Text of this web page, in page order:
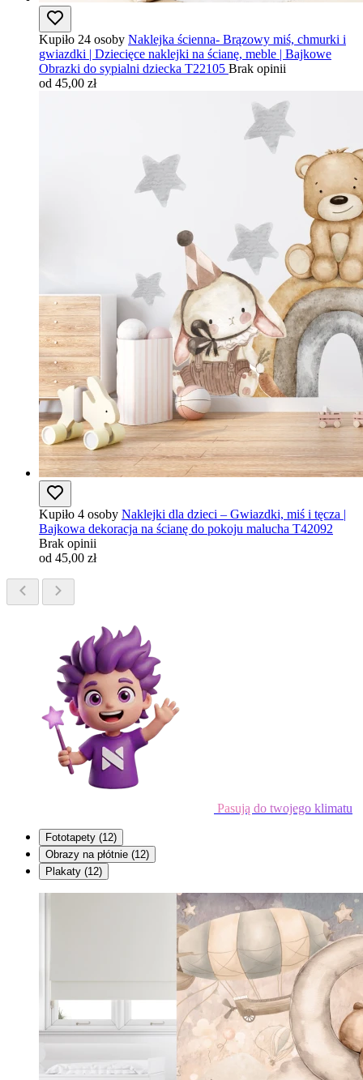
Kupiło 24 osoby Naklejka ścienna- Brązowy miś, chmurki i
gwiazdki | Dziecięce naklejki na ścianę, meble | Bajkowe
Obrazki do sypialni dziecka T22105 Brak opinii
od 45,00 zł
Kupiło 4 osoby Naklejki dla dzieci – Gwiazdki, miś i tęcza |
Bajkowa dekoracja na ścianę do pokoju malucha T42092
Brak opinii
od 45,00 zł
Pasują do twojego klimatu
Fototapety (12)
Obrazy na płótnie (12)
Plakaty (12)